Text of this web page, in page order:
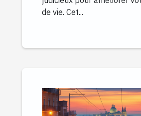
de vie. Cet...